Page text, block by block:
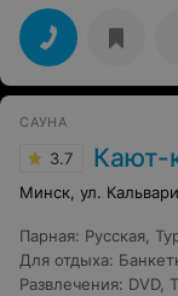
надоедливая.
чайник,
САУНА
3.7 Кают-
Минск, ул.
Парная: Русская
Для отдыха:
Развлечения: DVD,